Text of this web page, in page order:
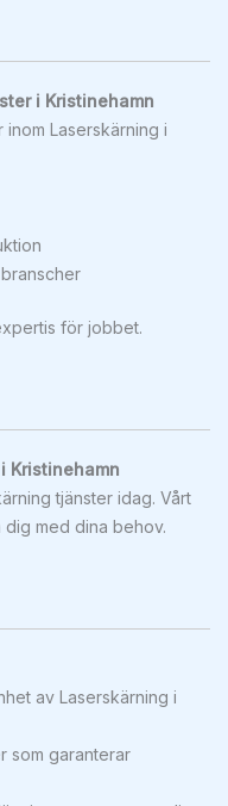
i Kristinehamn
Laserskärning i
för jobbet.
Kristinehamn
tjänster idag. Vårt
dig med dina behov.
av Laserskärning i
som garanterar